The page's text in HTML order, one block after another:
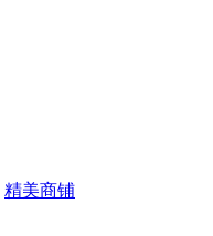
精美商铺